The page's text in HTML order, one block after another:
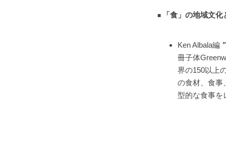
「食」の地域文
Ken Albala編
冊子体
界の150以上
の食材、食事
型的な食事を